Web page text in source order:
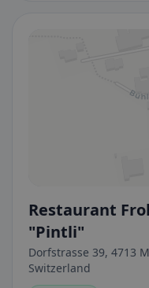
Restaurant
"Pintli"
Dorfstrasse 39, 4713
Switzerland